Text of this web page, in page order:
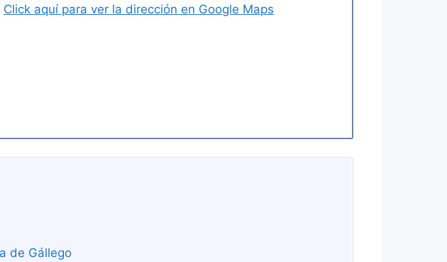
Click aquí para ver la dirección en Google Maps